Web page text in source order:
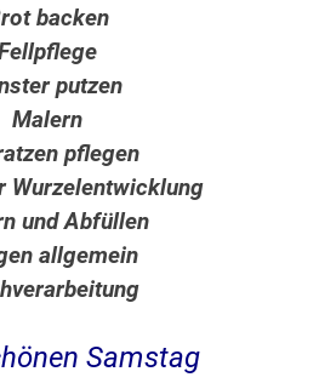
backen
putzen
Malern
pflegen
Wurzelentwicklung
und Abfüllen
allgemein
Samstag